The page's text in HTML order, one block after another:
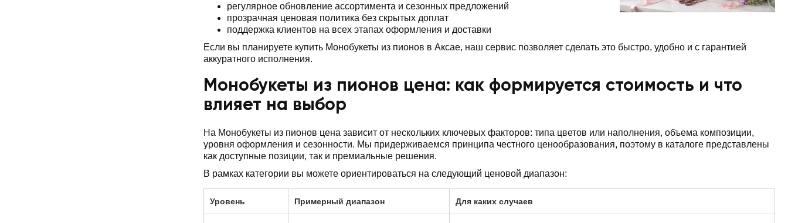
регулярное обновление ассортимента и сезонных предложений
прозрачная ценовая политика без скрытых доплат
поддержка клиентов на всех этапах оформления и доставки
Если вы планируете купить Монобукеты из пионов в Аксае, наш сервис позволяет сделать это быстро, удобно и с гарантией
аккуратного исполнения.
Монобукеты из пионов цена: как формируется стоимость и что
влияет на выбор
На Монобукеты из пионов цена зависит от нескольких ключевых факторов: типа цветов или наполнения, объема композиции,
уровня оформления и сезонности. Мы придерживаемся принципа честного ценообразования, поэтому в каталоге представлены
как доступные позиции, так и премиальные решения.
В рамках категории вы можете ориентироваться на следующий ценовой диапазон:
Уровень Примерный диапазон Для каких случаев